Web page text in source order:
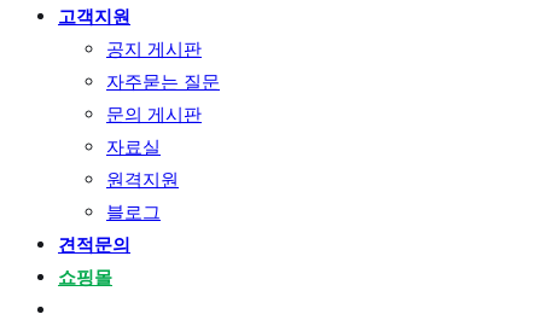
고객지원
공지 게시판
자주묻는 질문
문의 게시판
자료실
원격지원
블로그
견적문의
쇼핑몰